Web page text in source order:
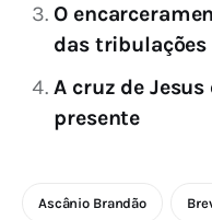
O
das tribulações
A cruz de
presente
Ascânio Brandão